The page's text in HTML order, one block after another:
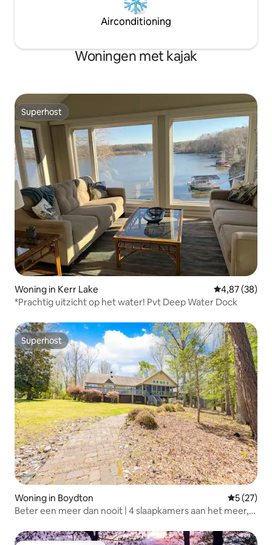
Airconditioning
Woningen met kajak
Superhost
Superhost
Woning in Kerr Lake Gemiddelde
4,87 (38)
*Prachtig uitzicht op het water! Pvt Deep Water Dock
Superhost
Superhost
Woning in Boydton
5 (27)
Beter een meer dan nooit | 4 slaapkamers aan het meer,